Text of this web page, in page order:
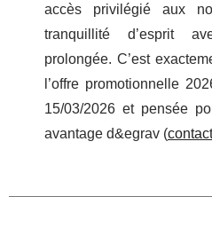
accès privilégié aux
tranquillité d’esprit
prolongée. C’est
l’offre promotionnelle
15/03/2026 et pensée
avantage d&egrav (